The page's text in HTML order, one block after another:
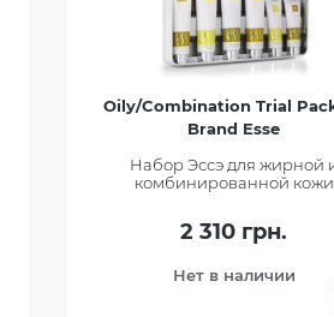
Oily/Combination Trial
Brand Esse
Набор Эссэ для жирной
комбинированной кожи
2 310 грн.
Нет в наличии